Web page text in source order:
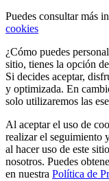
Puedes consultar más
cookies
¿Cómo puedes
sitio, tienes la opción
Si decides aceptar,
y optimizada. En
solo utilizaremos las
Al aceptar el uso de
realizar el seguimiento
al hacer uso de este
nosotros. Puedes
en nuestra Política de